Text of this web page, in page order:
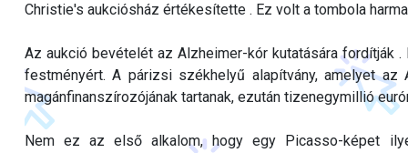
Christie's aukciósház értékesítette . Ez volt a tombola
Az aukció bevételét az Alzheimer-kór kutatására fordítják
festményért. A párizsi székhelyű alapítvány, amelyet az
magánfinanszírozójának tartanak, ezután tizenegymillió
Nem ez az első alkalom, hogy egy Picasso-képet